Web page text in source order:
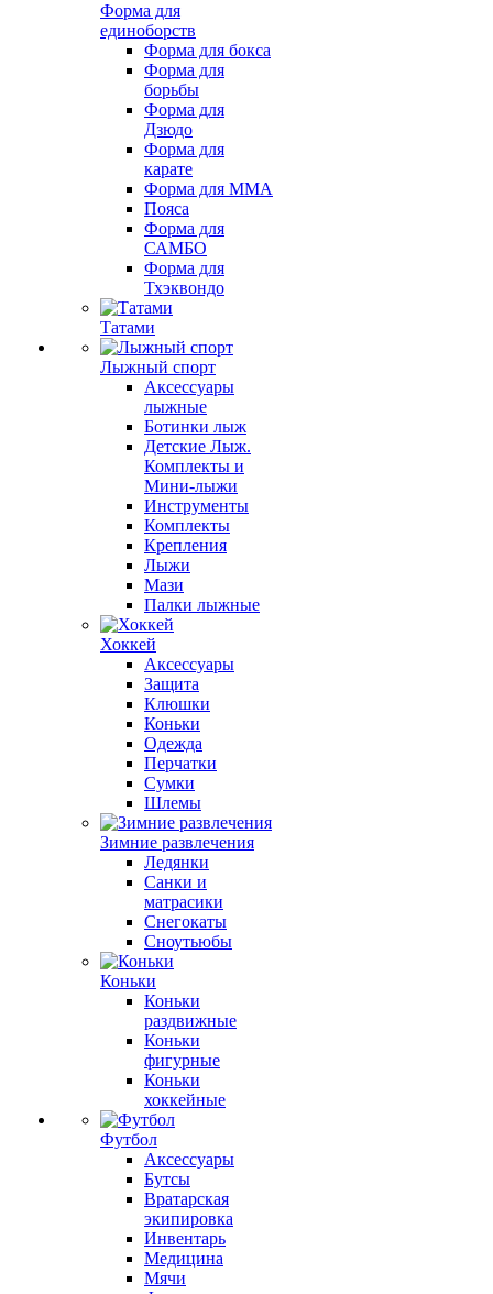
Форма для
единоборств
Форма для бокса
Форма для
борьбы
Форма для
Дзюдо
Форма для
карате
Форма для MMA
Пояса
Форма для
САМБО
Форма для
Тхэквондо
Татами
Лыжный спорт
Аксессуары
лыжные
Ботинки лыж
Детские Лыж.
Комплекты и
Мини-лыжи
Инструменты
Комплекты
Крепления
Лыжи
Мази
Палки лыжные
Хоккей
Аксессуары
Защита
Клюшки
Коньки
Одежда
Перчатки
Сумки
Шлемы
Зимние развлечения
Ледянки
Санки и
матрасики
Снегокаты
Сноутьюбы
Коньки
Коньки
раздвижные
Коньки
фигурные
Коньки
хоккейные
Футбол
Аксессуары
Бутсы
Вратарская
экипировка
Инвентарь
Медицина
Мячи